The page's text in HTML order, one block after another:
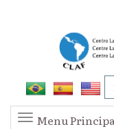
Menu